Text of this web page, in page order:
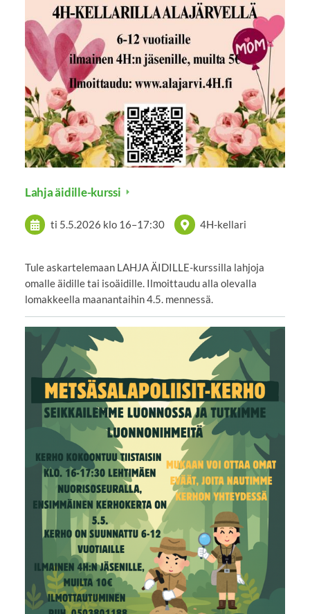
Lahja äidille-kurssi
ti 5.5.2026 klo 16–17:30 4H-kellari
Tule askartelemaan LAHJA ÄIDILLE-kurssilla lahjoja
omalle äidille tai isoäidille. Ilmoittaudu alla olevalla
lomakkeella maanantaihin 4.5. mennessä.